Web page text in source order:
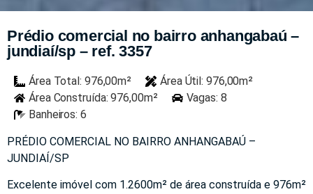
Prédio comercial no bairro anhangabaú –
jundiaí/sp – ref. 3357
Área Total: 976,00m²
Área Útil: 976,00m²
Área Construída: 976,00m²
Vagas: 8
Banheiros: 6
PRÉDIO COMERCIAL NO BAIRRO ANHANGABAÚ –
JUNDIAÍ/SP
Excelente imóvel com 1.2600m² de área construída e 976m²